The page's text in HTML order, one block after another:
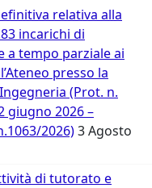
relativa alla
incarichi di
a tempo parziale ai
presso la
(Prot. n.
giugno 2026 –
2026)3 Agosto
di tutorato e